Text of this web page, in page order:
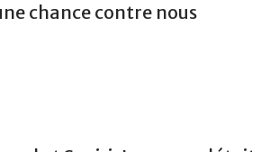
chance contre nous